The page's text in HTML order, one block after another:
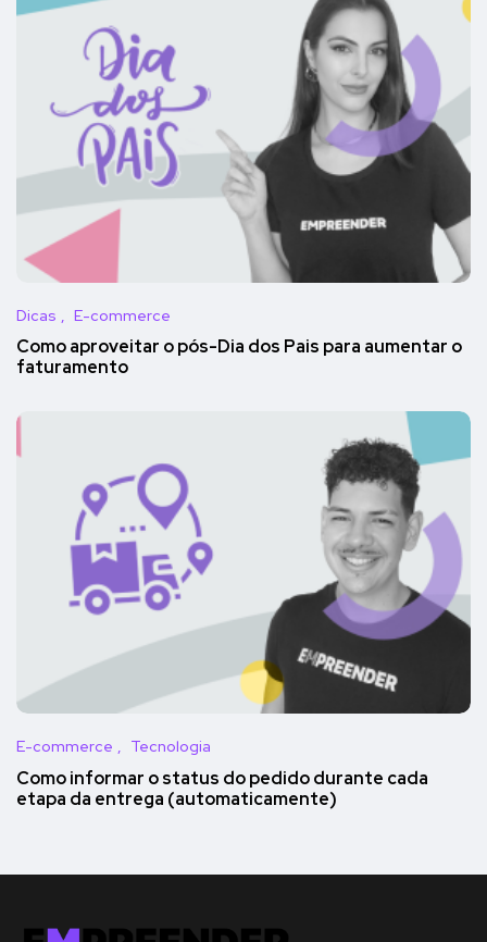
Dicas E-commerce
Como aproveitar o pós-Dia dos Pais para aumentar o
faturamento
E-commerce Tecnologia
Como informar o status do pedido durante cada
etapa da entrega (automaticamente)